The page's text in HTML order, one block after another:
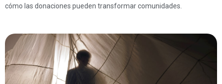
cómo las donaciones pueden transformar comunidades.